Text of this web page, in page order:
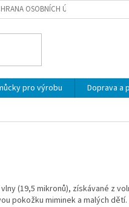
OSOBNÍCH ÚDAJŮ
pro výrobu Doprava a
(19,5 mikronů), získávané z
pokožku miminek a malých